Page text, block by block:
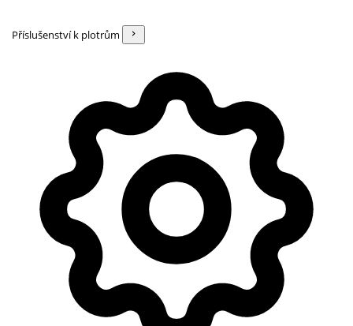
Příslušenství k plotrům